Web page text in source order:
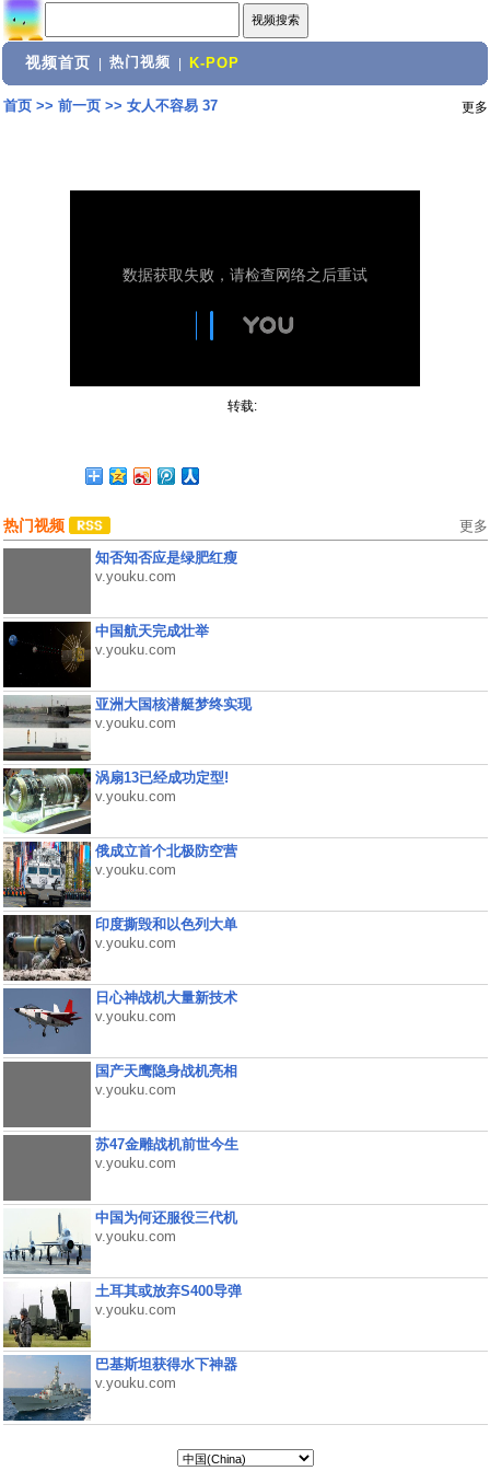
视频首页 热门视频 K-POP
首页>> 前一页>> 女人不容易 37 更多
转载:
热门视频 更多
知否知否应是绿肥红瘦
v.youku.com
中国航天完成壮举
v.youku.com
亚洲大国核潜艇梦终实现
v.youku.com
涡扇13已经成功定型!
v.youku.com
俄成立首个北极防空营
v.youku.com
印度撕毁和以色列大单
v.youku.com
日心神战机大量新技术
v.youku.com
国产天鹰隐身战机亮相
v.youku.com
苏47金雕战机前世今生
v.youku.com
中国为何还服役三代机
v.youku.com
土耳其或放弃S400导弹
v.youku.com
巴基斯坦获得水下神器
v.youku.com